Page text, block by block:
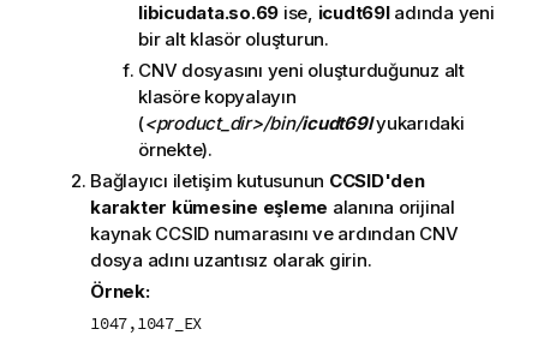
libicudata.so.69 ise, icudt69ladında yeni
bir alt klasör oluşturun.
CNV dosyasını yeni oluşturduğunuz alt
klasöre kopyalayın
(<product_dir>/bin/icudt69lyukarıdaki
örnekte).
Bağlayıcı iletişim kutusunun CCSID'den
karakter kümesine eşleme alanına orijinal
kaynak CCSID numarasını ve ardından CNV
dosya adını uzantısız olarak girin.
Örnek:
1047,1047_EX